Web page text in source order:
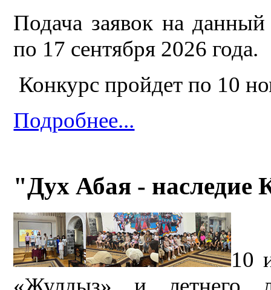
Подача заявок на
по 17 сентября 2026 года.
Конкурс пройдет по 10
Подробнее...
"Дух Абая - наследие
10